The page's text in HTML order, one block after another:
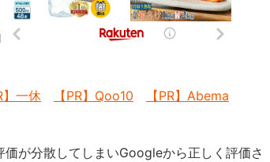
】一休 【PR】Qoo10 【PR】Abema
が分散してしまいGoogleから正しく評価さ